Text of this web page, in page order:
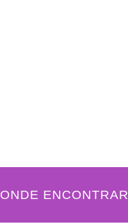
ONDE ENCONTRAR